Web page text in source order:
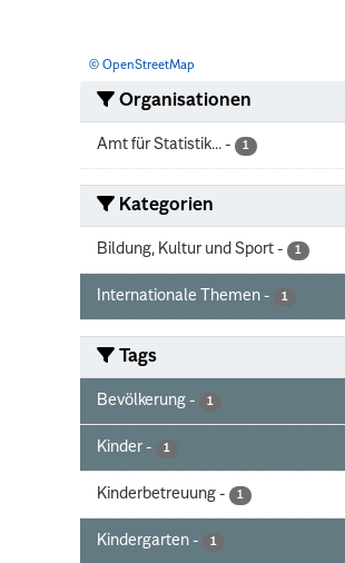
© OpenStreetMap
Organisationen
Amt für Statistik... - 1
Kategorien
Bildung, Kultur und Sport - 1
Internationale Themen - 1
Tags
Bevölkerung - 1
Kinder - 1
Kinderbetreuung - 1
Kindergarten - 1